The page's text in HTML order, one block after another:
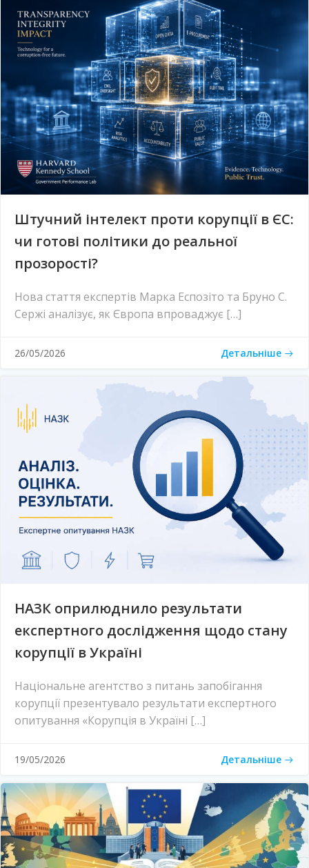
Штучний інтелект проти корупції в ЄС:
чи готові політики до реальної
прозорості?
Нова стаття експертів Марка Еспозіто та Бруно С.
Сержі аналізує, як Європа впроваджує […]
26/05/2026 Детальніше
НАЗК оприлюднило результати
експертного дослідження щодо стану
корупції в Україні
Національне агентство з питань запобігання
корупції презентувало результати експертного
опитування «Корупція в Україні […]
19/05/2026 Детальніше